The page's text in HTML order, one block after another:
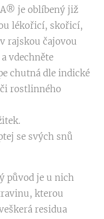
je oblíbený již
lékořicí, skořicí,
rajskou čajovou
vdechněte
chutná dle indické
rostlinného
se svých snů
původ je u nich
kterou
residua